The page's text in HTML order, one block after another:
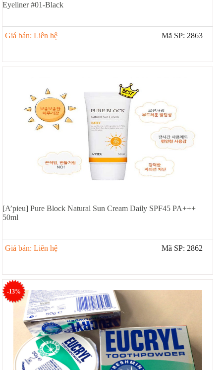
Eyeliner #01-Black
Giá bán: Liên hệ Mã SP: 2863
[A’pieu] Pure Block Natural Sun Cream Daily SPF45 PA+++
50ml
Giá bán: Liên hệ Mã SP: 2862
-13%